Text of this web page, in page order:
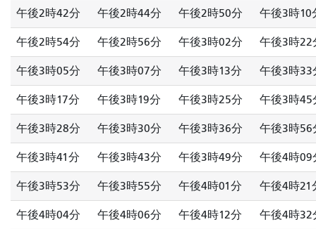
午後2時42分 午後2時44分 午後2時50分 午後3時10
午後2時54分 午後2時56分 午後3時02分 午後3時22
午後3時05分 午後3時07分 午後3時13分 午後3時33
午後3時17分 午後3時19分 午後3時25分 午後3時45
午後3時28分 午後3時30分 午後3時36分 午後3時56
午後3時41分 午後3時43分 午後3時49分 午後4時09
午後3時53分 午後3時55分 午後4時01分 午後4時21
午後4時04分 午後4時06分 午後4時12分 午後4時32